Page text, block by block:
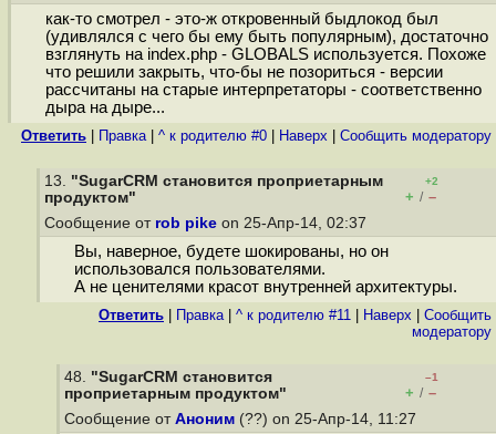
как-то смотрел - это-ж откровенный быдлокод был
(удивлялся с чего бы ему быть популярным), достаточно
взглянуть на index.php - GLOBALS используется. Похоже
что решили закрыть, что-бы не позориться - версии
рассчитаны на старые интерпретаторы - соответственно
дыра на дыре...
Ответить Правка| ^ к родителю #0 Наверх Cообщить модератору
13. "SugarCRM становится проприетарным
продуктом"
+2
+ / –
Сообщение от rob pike on 25-Апр-14, 02:37
Вы, наверное, будете шокированы, но он
использовался пользователями.
А не ценителями красот внутренней архитектуры.
Ответить Правка| ^ к родителю #11 Наверх
Cообщить
модератору
48. "SugarCRM становится
проприетарным продуктом"
–1
+ / –
Сообщение от Аноним (??) on 25-Апр-14, 11:27